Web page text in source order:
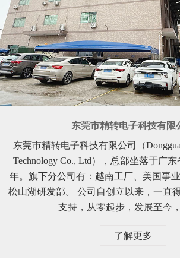
东莞市精转电子科技有限
东莞市精转电子科技有限公司（
Technology Co., Ltd），总部坐落于广
年。旗下分公司有：越南工厂、美国事
松山湖研发部。 公司自创立以来，一直
支持，从零起步，发展至今
了解更多